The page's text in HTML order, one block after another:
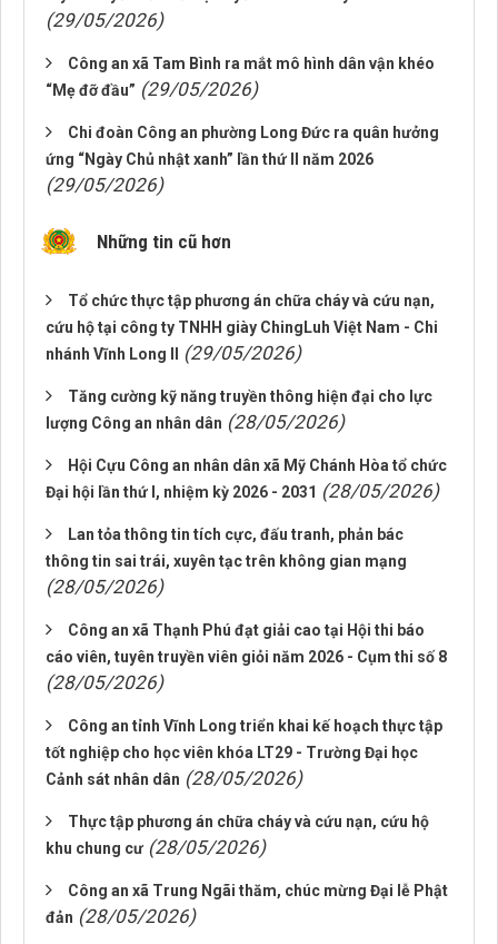
(29/05/2026)
Công an xã Tam Bình ra mắt mô hình dân vận khéo
“Mẹ đỡ đầu” (29/05/2026)
Chi đoàn Công an phường Long Đức ra quân hưởng
ứng “Ngày Chủ nhật xanh” lần thứ II năm 2026
(29/05/2026)
Những tin cũ hơn
Tổ chức thực tập phương án chữa cháy và cứu nạn,
cứu hộ tại công ty TNHH giày ChingLuh Việt Nam - Chi
nhánh Vĩnh Long II
(29/05/2026)
Tăng cường kỹ năng truyền thông hiện đại cho lực
lượng Công an nhân dân (28/05/2026)
Hội Cựu Công an nhân dân xã Mỹ Chánh Hòa tổ chức
Đại hội lần thứ I, nhiệm kỳ 2026 - 2031 (28/05/2026)
Lan tỏa thông tin tích cực, đấu tranh, phản bác
thông tin sai trái, xuyên tạc trên không gian mạng
(28/05/2026)
Công an xã Thạnh Phú đạt giải cao tại Hội thi báo
cáo viên, tuyên truyền viên giỏi năm 2026 - Cụm thi số 8
(28/05/2026)
Công an tỉnh Vĩnh Long triển khai kế hoạch thực tập
tốt nghiệp cho học viên khóa LT29 - Trường Đại học
Cảnh sát nhân dân (28/05/2026)
Thực tập phương án chữa cháy và cứu nạn, cứu hộ
khu chung cư (28/05/2026)
Công an xã Trung Ngãi thăm, chúc mừng Đại lễ Phật
đản (28/05/2026)